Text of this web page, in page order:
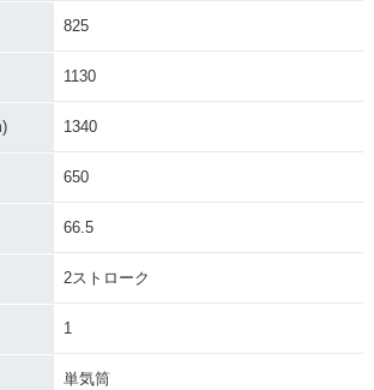
825
1130
1340
650
66.5
2ストローク
1
単気筒